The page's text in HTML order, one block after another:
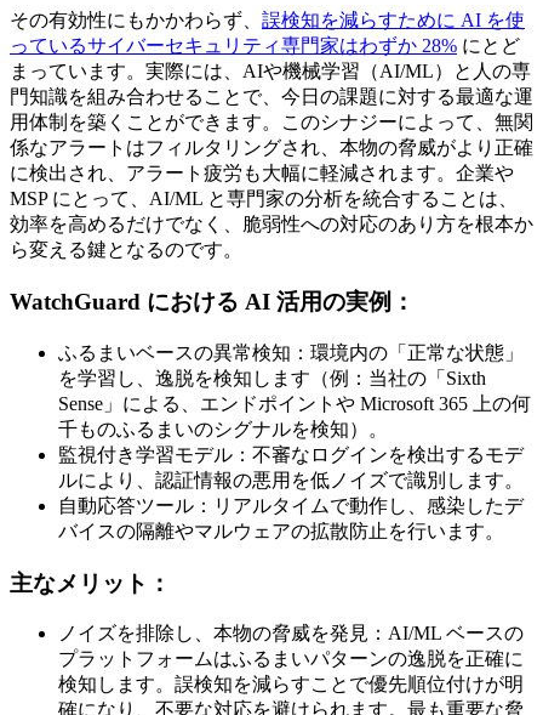
その有効性にもかかわらず、 誤検知を減らすために AI を使
っているサイバーセキュリティ専門家はわずか 28% にとど
まっています。実際には、AIや機械学習（AI/ML）と人の専
門知識を組み合わせることで、今日の課題に対する最適な運
用体制を築くことができます。このシナジーによって、無関
係なアラートはフィルタリングされ、本物の脅威がより正確
に検出され、アラート疲労も大幅に軽減されます。企業や
MSP にとって、AI/ML と専門家の分析を統合することは、
効率を高めるだけでなく、脆弱性への対応のあり方を根本か
ら変える鍵となるのです。
WatchGuard における AI 活用の実例：
ふるまいベースの異常検知：環境内の「正常な状態」
を学習し、逸脱を検知します（例：当社の「Sixth
Sense」による、エンドポイントや Microsoft 365 上の何
千ものふるまいのシグナルを検知）。
監視付き学習モデル：不審なログインを検出するモデ
ルにより、認証情報の悪用を低ノイズで識別します。
自動応答ツール：リアルタイムで動作し、感染したデ
バイスの隔離やマルウェアの拡散防止を行います。
主なメリット：
ノイズを排除し、本物の脅威を発見：AI/ML ベースの
プラットフォームはふるまいパターンの逸脱を正確に
検知します。誤検知を減らすことで優先順位付けが明
確になり、不要な対応を避けられます。最も重要な脅